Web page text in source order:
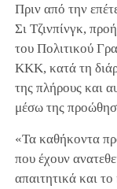
Πριν από την
Σι Τζινπίνγκ,
του Πολιτικού
ΚΚΚ, κατά τη
της πλήρους και
μέσω της
«Τα καθήκοντα
που έχουν
απαιτητικά και